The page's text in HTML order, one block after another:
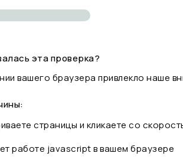
эта проверка?
вашего браузера привлекло наше
страницы и кликаете со
работе javascript в вашем браузере